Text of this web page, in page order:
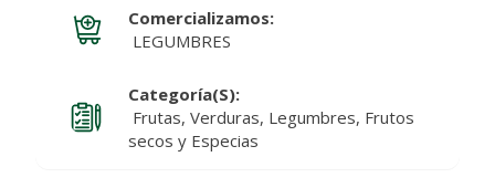
Comercializamos:
LEGUMBRES
Categoría(s):
Frutas, Verduras, Legumbres, Frutos
secos y Especias